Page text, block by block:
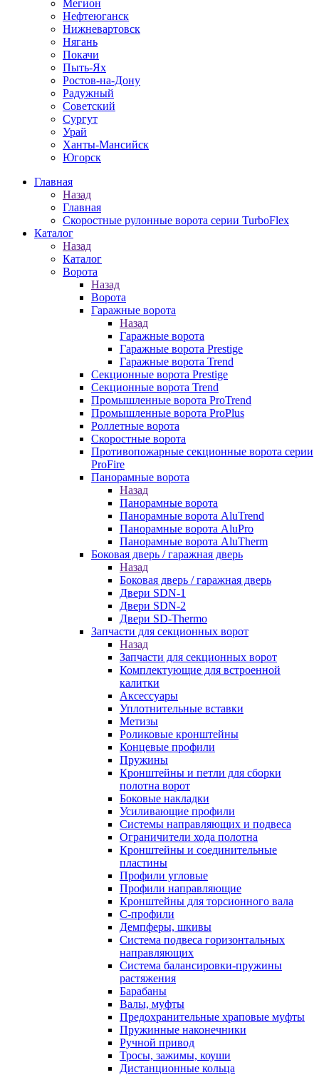
Мегион
Нефтеюганск
Нижневартовск
Нягань
Покачи
Пыть-Ях
Рoстов-на-Дону
Радужный
Советский
Сургут
Урай
Ханты-Мансийск
Югорск
Главная
Назад
Главная
Скоростные рулонные ворота серии TurboFlex
Каталог
Назад
Каталог
Ворота
Назад
Ворота
Гаражные ворота
Назад
Гаражные ворота
Гаражные ворота Prestige
Гаражные ворота Trend
Секционные ворота Prestige
Секционные ворота Trend
Промышленные ворота ProTrend
Промышленные ворота ProPlus
Роллетные ворота
Скоростные ворота
Противопожарные секционные ворота серии
ProFire
Панорамные ворота
Назад
Панорамные ворота
Панорамные ворота AluTrend
Панорамные ворота AluPro
Панорамные ворота AluTherm
Боковая дверь / гаражная дверь
Назад
Боковая дверь / гаражная дверь
Двери SDN-1
Двери SDN-2
Двери SD-Thermo
Запчасти для секционных ворот
Назад
Запчасти для секционных ворот
Комплектующие для встроенной
калитки
Аксессуары
Уплотнительные вставки
Метизы
Роликовые кронштейны
Концевые профили
Пружины
Кронштейны и петли для сборки
полотна ворот
Боковые накладки
Усиливающие профили
Системы направляющих и подвеса
Ограничители хода полотна
Кронштейны и соединительные
пластины
Профили угловые
Профили направляющие
Кронштейны для торсионного вала
С-профили
Демпферы, шкивы
Система подвеса горизонтальных
направляющих
Система балансировки-пружины
растяжения
Барабаны
Валы, муфты
Предохранительные храповые муфты
Пружинные наконечники
Ручной привод
Тросы, зажимы, коуши
Дистанционные кольца